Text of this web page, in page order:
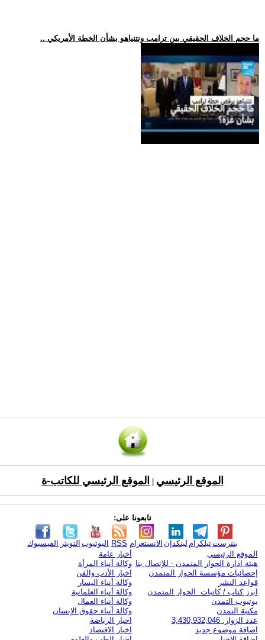
.. ما حجم الخلاف الحقيقي بين ترامب ونتنياهو بشأن الخطة الأمريكي
الموقع الرئيسي الموقع الرئيسي للكاتب-ة
تابعونا على:
الفيسبوك التويتر اليوتيوب RSS الانستغرام لينكدإن تيلكرامبنترست
الموقع الرئيسي
هيئة ادارة الحوار المتمدن - للإتصال بنا
إحصائيات مؤسسة الحوار المتمدن
قواعد النشر
ابرز كتاب / كاتبات الحوار المتمدن
يوتيوب التمدن
مكتبة التمدن
عدد الزوار: 3,430,932,046
اضافة موضوع جديد
أخبار عامة
وكالة أنباء المرأة
اخبار الأدب والفن
وكالة أنباء اليسار
وكالة أنباء العلمانية
وكالة أنباء العمال
وكالة أنباء حقوق الإنسان
اخبار الرياضة
اخبار الاقتصاد